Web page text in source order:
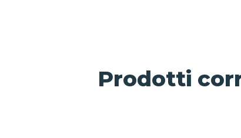
Prodotti